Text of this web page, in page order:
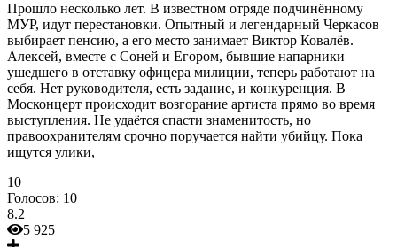
Прошло несколько лет. В известном отряде подчинённому
МУР, идут перестановки. Опытный и легендарный Черкасов
выбирает пенсию, а его место занимает Виктор Ковалёв.
Алексей, вместе с Соней и Егором, бывшие напарники
ушедшего в отставку офицера милиции, теперь работают на
себя. Нет руководителя, есть задание, и конкуренция. В
Москонцерт происходит возгорание артиста прямо во время
выступления. Не удаётся спасти знаменитость, но
правоохранителям срочно поручается найти убийцу. Пока
ищутся улики,
10
Голосов: 10
8.2
5 925